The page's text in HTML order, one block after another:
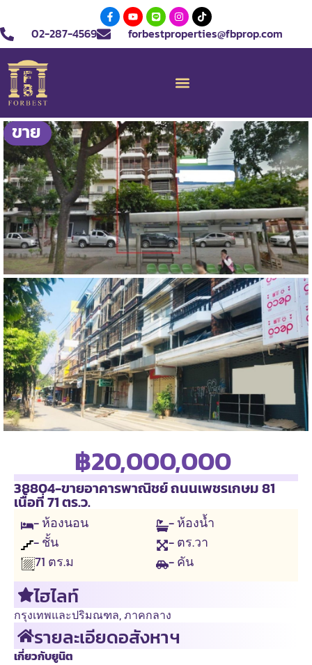
02-287-4569 forbestproperties@fbprop.com
ขาย
฿20,000,000
38804-ขายอาคารพาณิชย์ ถนนเพชรเกษม 81
เนื้อที่ 71 ตร.ว.
- ห้องนอน
- ห้องน้ำ
- ชั้น
- ตร.วา
71 ตร.ม - คัน
ไฮไลท์
กรุงเทพและปริมณฑล,ภาคกลาง
รายละเอียดอสังหาฯ
เกี่ยวกับยูนิต